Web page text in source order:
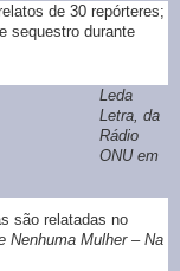
de 30 repórteres;
sequestro durante
Leda
Letra, da
Rádio
ONU em
são relatadas no
Nenhuma Mulher – Na